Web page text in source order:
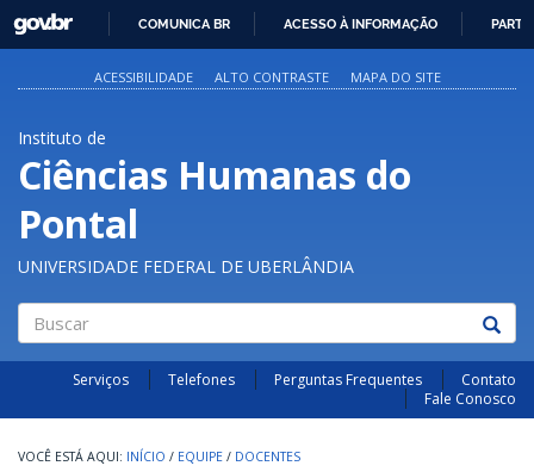
PARA
O
GOVBR
COMUNICA BR ACESSO À INFORMAÇÃO
ACESSIBILIDADE ALTO CONTRASTE MAPA DO SITE
Instituto de
Ciências Humanas do
Pontal
UNIVERSIDADE FEDERAL DE UBERLÂNDIA
Buscar
Serviços Telefones Perguntas Frequentes
Contato
Fale Conosco
INÍCIO / EQUIPE / DOCENTES